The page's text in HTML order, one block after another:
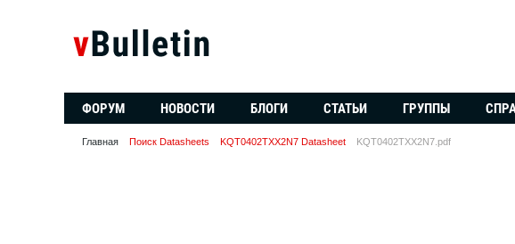
ФОРУМ НОВОСТИ БЛОГИ СТАТЬИ ГРУППЫ
Главная Поиск Datasheets KQT0402TXX2N7 Datasheet KQT0402TXX2N7.pdf